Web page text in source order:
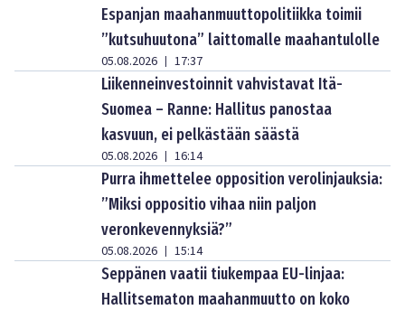
Espanjan maahanmuuttopolitiikka toimii
”kutsuhuutona” laittomalle maahantulolle
05.08.2026 | 17:37
Liikenneinvestoinnit vahvistavat Itä-
Suomea – Ranne: Hallitus panostaa
kasvuun, ei pelkästään säästä
05.08.2026 | 16:14
Purra ihmettelee opposition verolinjauksia:
”Miksi oppositio vihaa niin paljon
veronkevennyksiä?”
05.08.2026 | 15:14
Seppänen vaatii tiukempaa EU-linjaa:
Hallitsematon maahanmuutto on koko